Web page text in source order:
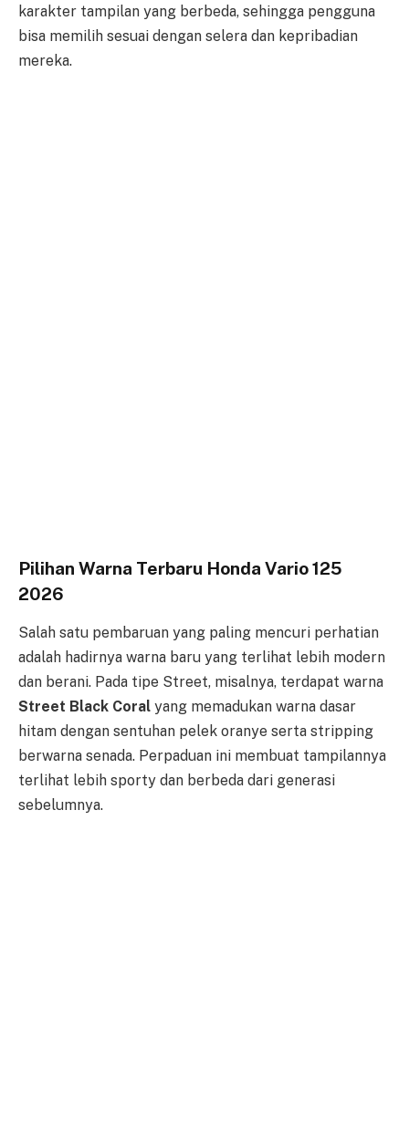
karakter tampilan yang berbeda, sehingga pengguna
bisa memilih sesuai dengan selera dan kepribadian
mereka.
Pilihan Warna Terbaru Honda Vario 125
2026
Salah satu pembaruan yang paling mencuri perhatian
adalah hadirnya warna baru yang terlihat lebih modern
dan berani. Pada tipe Street, misalnya, terdapat warna
Street Black Coral yang memadukan warna dasar
hitam dengan sentuhan pelek oranye serta stripping
berwarna senada. Perpaduan ini membuat tampilannya
terlihat lebih sporty dan berbeda dari generasi
sebelumnya.